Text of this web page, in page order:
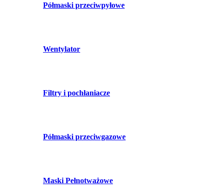
Półmaski przeciwpyłowe
Wentylator
Filtry i pochłaniacze
Półmaski przeciwgazowe
Maski Pełnotważowe